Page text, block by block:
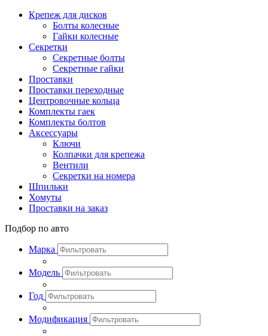
Крепеж для дисков
Болты колесные
Гайки колесные
Секретки
Секретные болты
Секретные гайки
Проставки
Проставки переходные
Центровочные кольца
Комплекты гаек
Комплекты болтов
Аксессуары
Ключи
Колпачки для крепежа
Вентили
Секретки на номера
Шпильки
Хомуты
Проставки на заказ
Подбор по авто
Марка
Модель
Год
Модификация